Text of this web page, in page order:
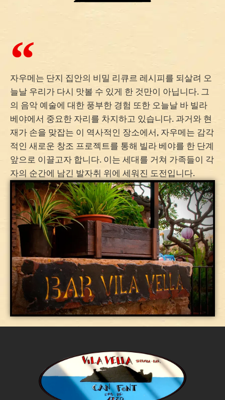
자우메는 단지 집안의 비밀 리큐르 레시피를 되살려 오
늘날 우리가 다시 맛볼 수 있게 한 것만이 아닙니다. 그
의 음악 예술에 대한 풍부한 경험 또한 오늘날 바 빌라
베야에서 중요한 자리를 차지하고 있습니다. 과거와 현
재가 손을 맞잡는 이 역사적인 장소에서, 자우메는 감각
적인 새로운 창조 프로젝트를 통해 빌라 베야를 한 단계
앞으로 이끌고자 합니다. 이는 세대를 거쳐 가족들이 각
자의 순간에 남긴 발자취 위에 세워진 도전입니다.